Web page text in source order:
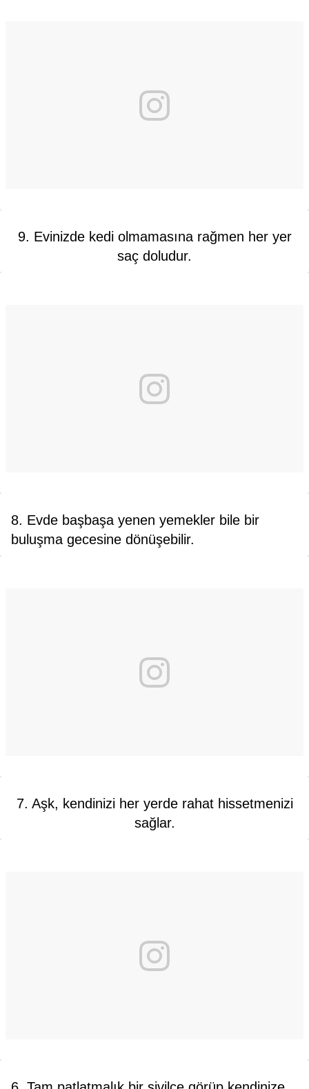
9. Evinizde kedi olmamasına rağmen her yer
saç doludur.
8. Evde başbaşa yenen yemekler bile bir
buluşma gecesine dönüşebilir.
7. Aşk, kendinizi her yerde rahat hissetmenizi
sağlar.